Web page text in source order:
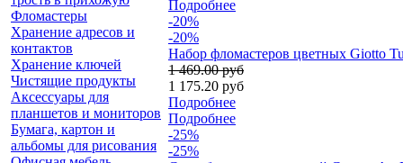
Фломастеры
Хранение адресов и
контактов
Хранение ключей
Чистящие продукты
Аксессуары для
планшетов и мониторов
Бумага, картон и
альбомы для рисования
Подробнее
-20%
-20%
Набор фломастеров цветных Giotto
1 469.00 руб
1 175.20 руб
Подробнее
Подробнее
-25%
-25%